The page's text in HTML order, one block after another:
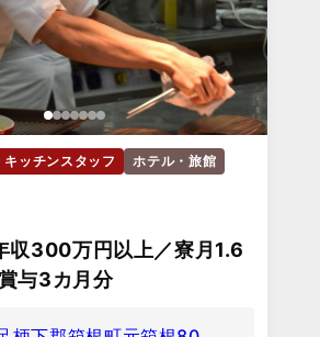
キッチンスタッフ
ホテル・旅館
収300万円以上／寮月1.6
与3カ月分